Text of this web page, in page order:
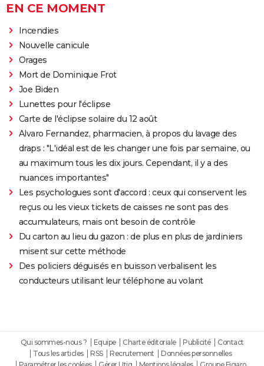
EN CE MOMENT
Incendies
Nouvelle canicule
Orages
Mort de Dominique Frot
Joe Biden
Lunettes pour l'éclipse
Carte de l'éclipse solaire du 12 août
Alvaro Fernandez, pharmacien, à propos du lavage des
draps : "L'idéal est de les changer une fois par semaine, ou
au maximum tous les dix jours. Cependant, il y a des
nuances importantes"
Les psychologues sont d'accord : ceux qui conservent les
reçus ou les vieux tickets de caisses ne sont pas des
accumulateurs, mais ont besoin de contrôle
Du carton au lieu du gazon : de plus en plus de jardiniers
misent sur cette méthode
Des policiers déguisés en buisson verbalisent les
conducteurs utilisant leur téléphone au volant
Qui sommes-nous ? Equipe Charte éditoriale Publicité
Contact
Tous les articles
RSS Recrutement
Données personnelles